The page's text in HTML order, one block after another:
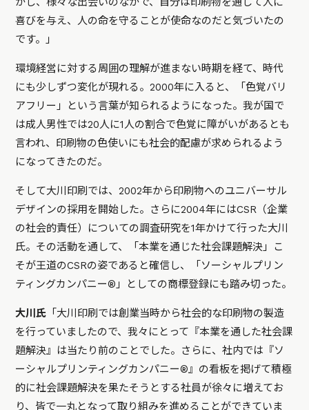
喜びを与え、人の命を守ることが使命なのだと気づいたの
です。」
環境経営に対する周囲の理解が進まない時期を経て、時代
にも少しずつ変化が現れる。2000年に入ると、「色覚バリ
アフリー」という言葉が知られるようになった。我が国で
は成人男性では20人に1人の割合で色覚に障がいがあるとも
言われ、印刷物の色使いにも社会的配慮が求められるよう
になってきたのだ。
そして大川印刷では、2002年から印刷物へのユニバーサル
デザインの採用を開始した。さらに2004年にはCSR（企業
の社会的責任）についての調査研究を1年かけて行った大川
氏。その活動を通して、「本業を通じた社会課題解決」こ
そが王道のCSRの姿であると確信し、「ソーシャルプリン
ティングカンパニー®︎」としての商標登録にも踏み切った。
大川氏 「大川印刷では創業当時から社会的な印刷物の製造
を行っていましたので、我々にとって『本業を通した社会課
題解決』は当たり前のことでした。さらに、社内では『ソ
ーシャルプリンティングカンパニー®︎』の看板を掲げて積極
的に社会課題解決を果たそうとする社員が徐々に増えてお
り、皆で一丸となって取り組みを進めることができていま